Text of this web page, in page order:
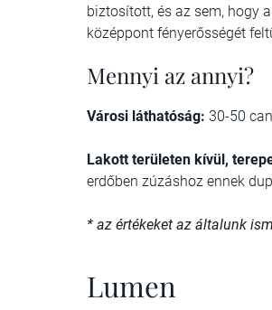
biztosított, és az sem, hogy
középpont fényerősségét
Mennyi az annyi?
Városi láthatóság: 30-50
Lakott területen kívül,
erdőben zúzáshoz ennek
* az értékeket az általunk
Lumen